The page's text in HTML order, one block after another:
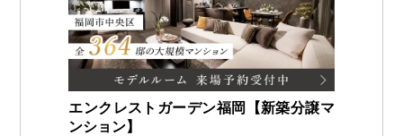
エンクレストガーデン福岡【新築分譲マ
ンション】